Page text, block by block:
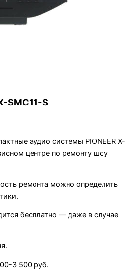
SMC11-S
аудио системы PIONEER X-
центре по ремонту шоу
ремонта можно определить
бесплатно — даже в случае
3 500 руб.